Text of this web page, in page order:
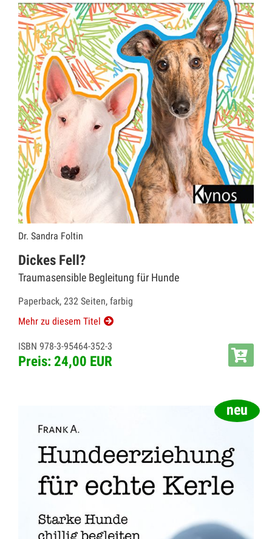
Dr. Sandra Foltin
Dickes Fell?
Traumasensible Begleitung für Hunde
Paperback, 232 Seiten, farbig
Mehr zu diesem Titel
ISBN 978-3-95464-352-3
Preis: 24,00 EUR